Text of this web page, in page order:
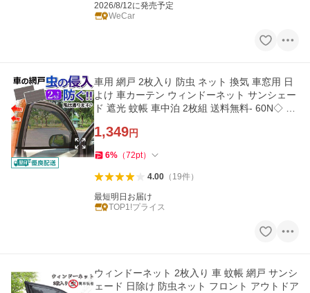
2026/8/12に発売予定
WeCar
車用 網戸 2枚入り 防虫 ネット 換気 車窓用 日
よけ 車カーテン ウィンドーネット サンシェー
ド 遮光 蚊帳 車中泊 2枚組 送料無料- 60N◇ ウ
1,349円
6% （72pt）
4.00（ 19件）
最短明日お届け
TOP1!プライス
ウィンドーネット 2枚入り 車 蚊帳 網戸 サンシ
ェード 日除け 防虫ネット フロント アウトドア